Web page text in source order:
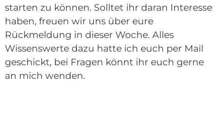
starten zu können. Solltet ihr daran Interesse
haben, freuen wir uns über eure
Rückmeldung in dieser Woche. Alles
Wissenswerte dazu hatte ich euch per Mail
geschickt, bei Fragen könnt ihr euch gerne
an mich wenden.